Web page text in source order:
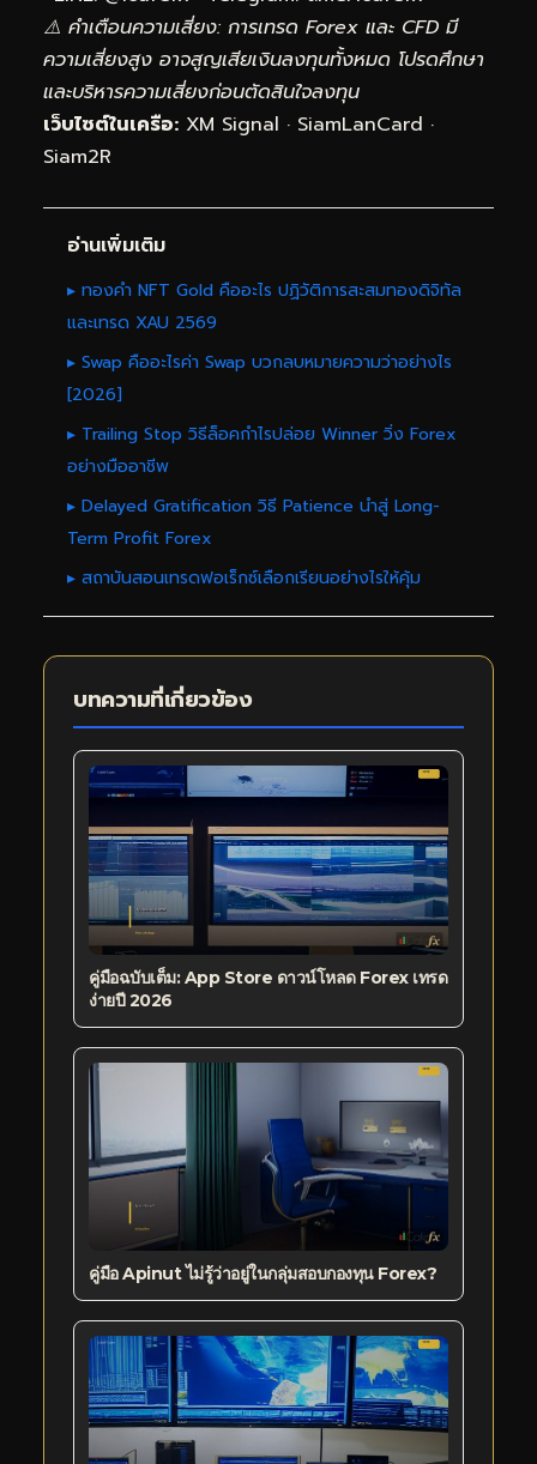
⚠️ คำเตือนความเสี่ยง: การเทรด Forex และ CFD มี
ความเสี่ยงสูง อาจสูญเสียเงินลงทุนทั้งหมด โปรดศึกษา
และบริหารความเสี่ยงก่อนตัดสินใจลงทุน
เว็บไซต์ในเครือ: XM Signal · SiamLanCard ·
Siam2R
อ่านเพิ่มเติม
▸ ทองคำ NFT Gold คืออะไร ปฏิวัติการสะสมทองดิจิทัล
และเทรด XAU 2569
▸ Swap คืออะไรค่า Swap บวกลบหมายความว่าอย่างไร
[2026]
▸ Trailing Stop วิธีล็อคกำไรปล่อย Winner วิ่ง Forex
อย่างมืออาชีพ
▸ Delayed Gratification วิธี Patience นำสู่ Long-
Term Profit Forex
▸ สถาบันสอนเทรดฟอเร็กซ์เลือกเรียนอย่างไรให้คุ้ม
บทความที่เกี่ยวข้อง
คู่มือฉบับเต็ม: App Store ดาวน์โหลด Forex เทรด
ง่ายปี 2026
คู่มือ Apinut ไม่รู้ว่าอยู่ในกลุ่มสอบกองทุน Forex?